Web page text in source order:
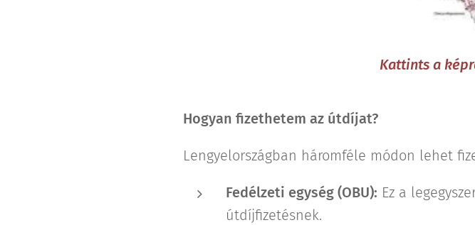
Kattints a
Hogyan fizethetem az útdíjat?
Lengyelországban háromféle módon lehet
Fedélzeti egység (OBU): Ez a
útdíjfizetésnek.